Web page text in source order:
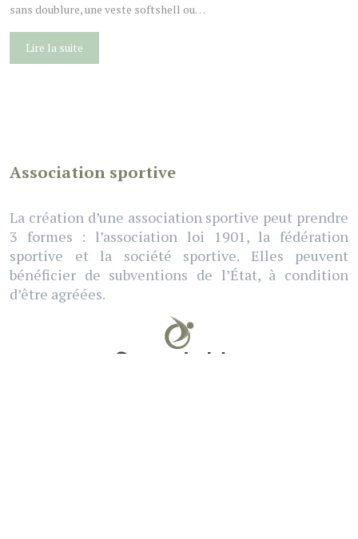
sans doublure, une veste softshell ou…
Lire la suite
Association sportive
La création d’une association sportive peut prendre
3 formes : l’association loi 1901, la fédération
sportive et la société sportive. Elles peuvent
bénéficier de subventions de l’État, à condition
d’être agréées.